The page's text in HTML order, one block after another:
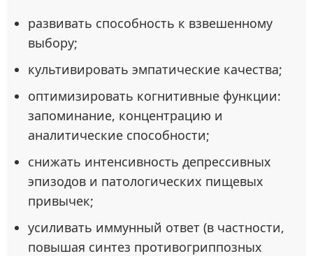
развивать способность к взвешенному
выбору;
культивировать эмпатические качества;
оптимизировать когнитивные функции:
запоминание, концентрацию и
аналитические способности;
снижать интенсивность депрессивных
эпизодов и патологических пищевых
привычек;
усиливать иммунный ответ (в частности,
повышая синтез противогриппозных